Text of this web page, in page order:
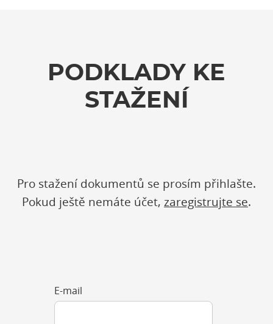
PODKLADY KE
STAŽENÍ
Pro stažení dokumentů se prosím přihlašte.
Pokud ještě nemáte účet, zaregistrujte se.
E-mail